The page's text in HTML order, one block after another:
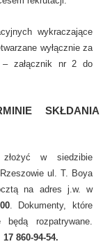
wykraczające
wyłącznie za
– załącznik nr 2 do
SKŁDANIA
złożyć w siedzibie
ul. T. Boya
na adres j.w. w
. Dokumenty, które
rozpatrywane.
17 860-94-54.